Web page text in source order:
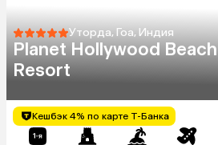
Уторда, Гоа, Индия
Planet Hollywood Beach
Resort
Кешбэк 4% по карте Т-Банка